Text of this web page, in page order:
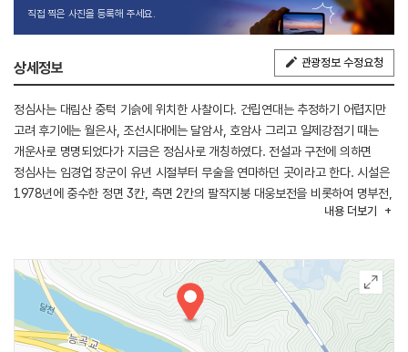
직접 찍은 사진을 등록해 주세요.
상세정보 관광정보 수정요청
정심사는 대림산 중턱 기슭에 위치한 사찰이다. 건립연대는 추정하기 어렵지만
고려 후기에는 월은사, 조선시대에는 달암사, 호암사 그리고 일제강점기 때는
개운사로 명명되었다가 지금은 정심사로 개칭하였다. 전설과 구전에 의하면
정심사는 임경업 장군이 유년 시절부터 무술을 연마하던 곳이라고 한다. 시설은
1978년에 중수한 정면 3칸, 측면 2칸의 팔작지붕 대웅보전을 비롯하여 명부전,
내용 더보기